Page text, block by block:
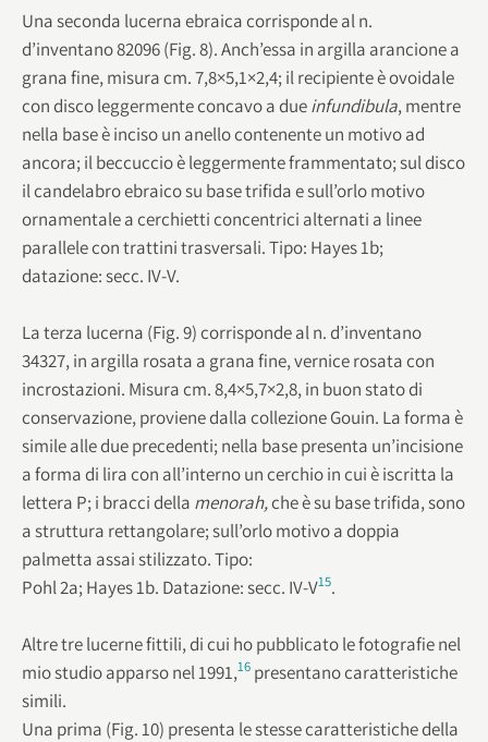
Una seconda lucerna ebraica corrisponde al n.
d’inventano 82096 (Fig. 8). Anch’essa in argilla arancione a
grana fine, misura cm. 7,8×5,1×2,4; il recipiente è ovoidale
con disco leggermente concavo a dueinfundibula, mentre
nella base è inciso un anello contenente un motivo ad
ancora; il beccuccio è leggermente frammentato; sul disco
il candelabro ebraico su base trifida e sull’orlo motivo
ornamentale a cerchietti concentrici alternati a linee
parallele con trattini trasversali. Tipo: Hayes 1b;
datazione: secc. IV-V.
La terza lucerna (Fig. 9) corrisponde al n. d’inventano
34327, in argilla rosata a grana fine, vernice rosata con
incrostazioni. Misura cm. 8,4×5,7×2,8, in buon stato di
conservazione, proviene dalla collezione Gouin. La forma è
simile alle due precedenti; nella base presenta un’incisione
a forma di lira con all’interno un cerchio in cui è iscritta la
lettera P; i bracci della menorah,che è su base trifida, sono
a struttura rettangolare; sull’orlo motivo a doppia
palmetta assai stilizzato. Tipo:
Pohl 2a; Hayes 1b. Datazione: secc. IV-V15.
Altre tre lucerne fittili, di cui ho pubblicato le fotografie nel
mio studio apparso nel 1991,16 presentano caratteristiche
simili.
Una prima (Fig. 10) presenta le stesse caratteristiche della